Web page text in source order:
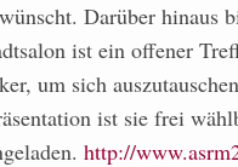
Darüber hinaus
ist ein offener
um sich
ist sie frei
http://